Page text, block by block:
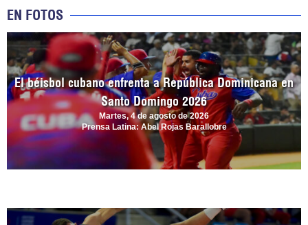
EN FOTOS
El béisbol cubano enfrenta a República Dominicana en
Santo Domingo 2026
Martes, 4 de agosto de 2026
Prensa Latina: Abel Rojas Barallobre